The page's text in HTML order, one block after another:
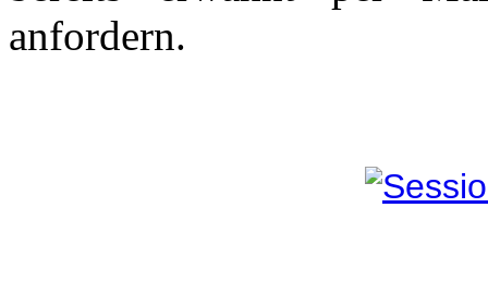
anfordern.